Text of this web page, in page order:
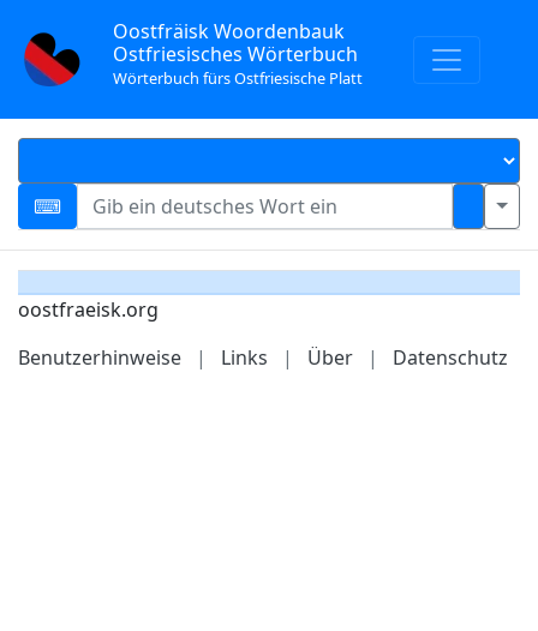
Oostfräisk Woordenbauk
Ostfriesisches Wörterbuch
Wörterbuch fürs Ostfriesische Platt
oostfraeisk.org
Benutzerhinweise
| Links | Über | Datenschutz